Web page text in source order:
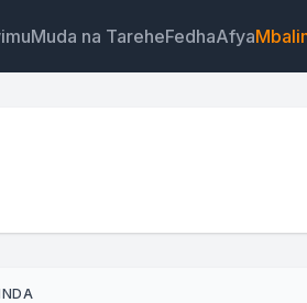
Muda na TareheFedhaAfya